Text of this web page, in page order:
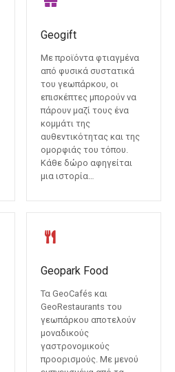
Geogift
Με προϊόντα φτιαγμένα
από φυσικά συστατικά
του γεωπάρκου, οι
επισκέπτες μπορούν να
πάρουν μαζί τους ένα
κομμάτι της
αυθεντικότητας και της
ομορφιάς του τόπου.
Κάθε δώρο αφηγείται
μια ιστορία…
Geopark Food
Τα GeoCafés και
GeoRestaurants του
γεωπάρκου αποτελούν
μοναδικούς
γαστρονομικούς
προορισμούς. Με μενού